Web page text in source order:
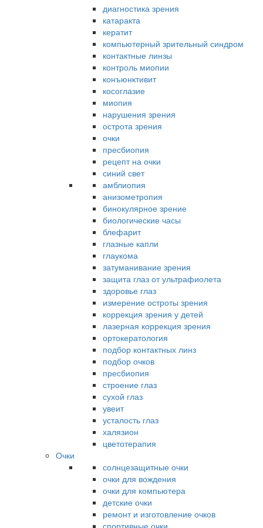
диагностика зрения
катаракта
кератит
компьютерный зрительный синдром
контактные линзы
контроль миопии
конъюнктивит
косоглазие
миопия
нарушения зрения
острота зрения
очки
пресбиопия
рецепт на очки
синий свет
амблиопия
анизометропия
бинокулярное зрение
биологические часы
блефарит
глазные капли
глаукома
затуманивание зрения
защита глаз от ультрафиолета
здоровье глаз
измерение остроты зрения
коррекция зрения у детей
лазерная коррекция зрения
ортокератология
подбор контактных линз
подбор очков
пресбиопия
строение глаз
сухой глаз
увеит
усталость глаз
халязион
цветотерапия
Очки
солнцезащитные очки
очки для вождения
очки для компьютера
детские очки
ремонт и изготовление очков